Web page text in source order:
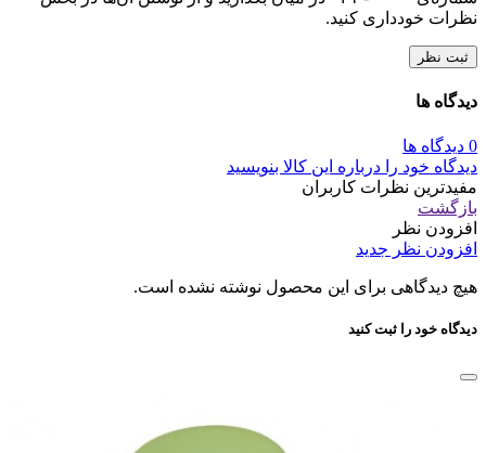
نظرات خودداری کنید.
ثبت نظر
دیدگاه ها
0 دیدگاه ها
دیدگاه خود را درباره این کالا بنویسید
مفیدترین نظرات کاربران
بازگشت
افزودن نظر
افزودن نظر جدید
هیچ دیدگاهی برای این محصول نوشته نشده است.
دیدگاه خود را ثبت کنید